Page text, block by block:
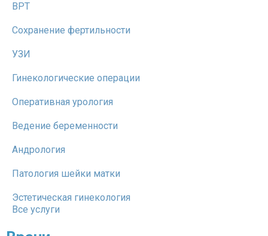
ВРТ
Сохранение фертильности
УЗИ
Гинекологические операции
Оперативная урология
Ведение беременности
Андрология
Патология шейки матки
Эстетическая гинекология
Все услуги